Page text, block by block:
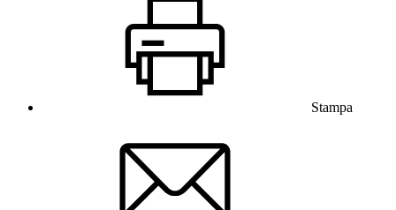
Stampa